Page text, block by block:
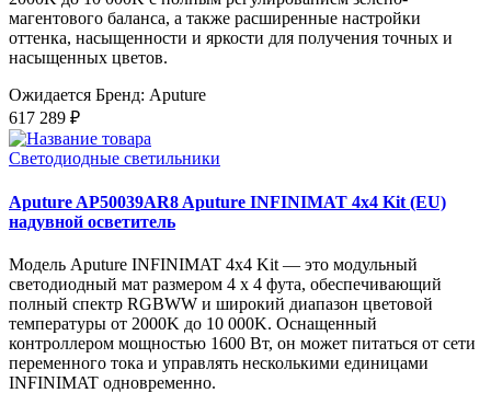
магентового баланса, а также расширенные настройки
оттенка, насыщенности и яркости для получения точных и
насыщенных цветов.
Ожидается Бренд: Aputure
617 289 ₽
Светодиодные светильники
Aputure AP50039AR8 Aputure INFINIMAT 4x4 Kit (EU)
надувной осветитель
Модель Aputure INFINIMAT 4x4 Kit — это модульный
светодиодный мат размером 4 x 4 фута, обеспечивающий
полный спектр RGBWW и широкий диапазон цветовой
температуры от 2000K до 10 000K. Оснащенный
контроллером мощностью 1600 Вт, он может питаться от сети
переменного тока и управлять несколькими единицами
INFINIMAT одновременно.